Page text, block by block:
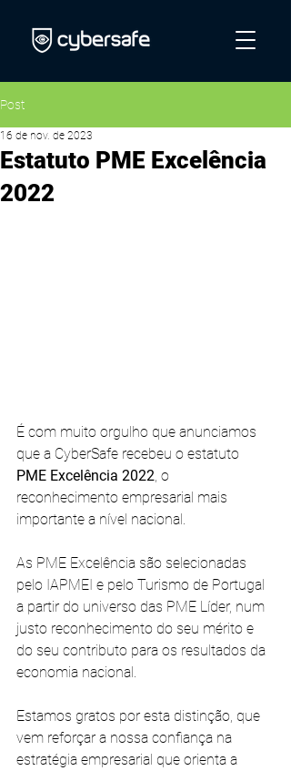
Post
Estatuto PME Excelência
2022
16 de nov. de 2023
É com muito orgulho que anunciamos
que a CyberSafe recebeu o estatuto
PME Excelência 2022 , o
reconhecimento empresarial mais
importante a nível nacional.
As PME Excelência são selecionadas
pelo IAPMEI e pelo Turismo de Portugal
a partir do universo das PME Líder, num
justo reconhecimento do seu mérito e
do seu contributo para os resultados da
economia nacional.
Estamos gratos por esta distinção, que
vem reforçar a nossa confiança na
estratégia empresarial que orienta a